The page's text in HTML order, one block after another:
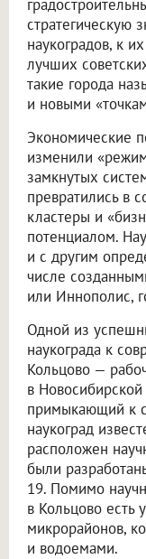
стратегическую
наукоградов, к
лучших
такие города
и новыми
Экономические
изменили
замкнутых
превратились в
кластеры и
потенциалом.
и с другим
числе
или Иннополис,
Одной из
наукограда к
Кольцово —
в Новосибирской
примыкающий к
наукоград
расположен
были
19. Помимо
в Кольцово есть
микрорайонов,
и водоемами.